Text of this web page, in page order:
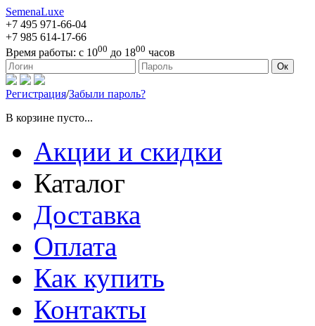
SemenaLuxe
+7 495 971-66-04
+7 985 614-17-66
Время работы: с 1000 до 1800 часов
127473, г. Москва, ул. Краснопролетарская, д. 16, стр. 1 Ок
Регистрация/Забыли пароль?
В корзине пусто...
Акции и скидки
Каталог
Доставка
Оплата
Как купить
Контакты